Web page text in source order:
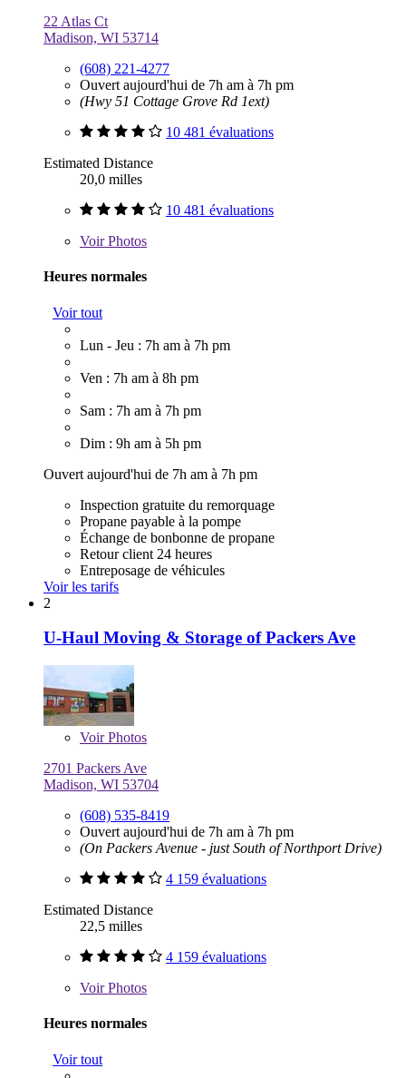
22 Atlas Ct
Madison, WI 53714
(608) 221-4277
Ouvert aujourd'hui de 7h am à 7h pm
(Hwy 51 Cottage Grove Rd 1ext)
10 481 évaluations
Estimated Distance
20,0 milles
10 481 évaluations
VoirPhotos
Heures normales
Voir tout
Lun - Jeu : 7h am à 7h pm
Ven : 7h am à 8h pm
Sam : 7h am à 7h pm
Dim : 9h am à 5h pm
Ouvert aujourd'hui de 7h am à 7h pm
Inspection gratuite du remorquage
Propane payable à la pompe
Échange de bonbonne de propane
Retour client 24 heures
Entreposage de véhicules
Voir les tarifs
2
U-Haul Moving & Storage of Packers Ave
VoirPhotos
2701 Packers Ave
Madison, WI 53704
(608) 535-8419
Ouvert aujourd'hui de 7h am à 7h pm
(On Packers Avenue - just South of Northport Drive)
4 159 évaluations
Estimated Distance
22,5 milles
4 159 évaluations
VoirPhotos
Heures normales
Voir tout